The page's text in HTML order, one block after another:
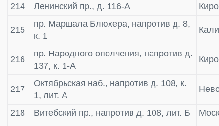
214
Ленинский пр., д. 116-А
215
пр. Маршала Блюхера, напротив д. 8,
к. 1
216
пр. Народного ополчения, напротив д.
137, к. 1-А
217
Октябрьская наб., напротив д. 108, к.
1, лит. А
218 Витебский пр., напротив д. 108, лит. Б